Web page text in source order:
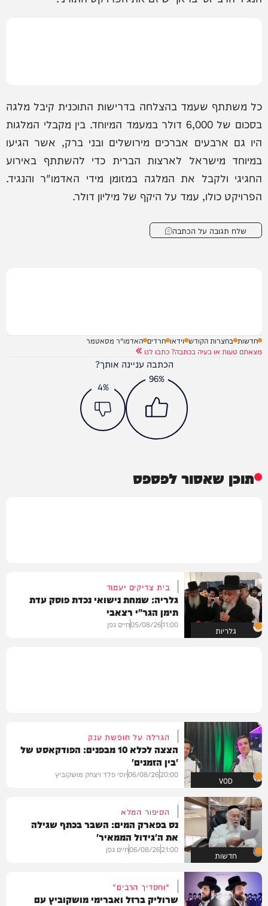
כל משתתף שעמד בהצלחה בדרישות התוכנית קיבל מלגה
בסכום של 6,000 דולר במעמד המיוחד. בין מקבלי המלגות
היו גם ארבעים אברכים מירושלים ובני ברק, אשר הגיעו
במיוחד מישראל לארצות הברית כדי להשתתף באירוע
החגיגי ולקבל את המלגה במזומן מידי האדמו"ר והנגיד.
הפרויקט כולו, עמד על היקף של מיליון דולר.
שלח תגובה על הכתבה
חדשות בחצרות הקודש וידאו חרדים האדמו"ר מסאטמר
מצאתם טעות או בעיה בכתבה? כתבו לנו
הכתבה עניינה אותך?
96%
4%
תוכן שאסור לפספס
גלריות
בית צדיקים יעמוד
גלריה: שמחת נישואי נכדת פוסק עדת
תימן הגר"י רצאבי
11:00
05/08/26חיים גפן
VOD
הגרלה על חופשת ענק
הצצה לכלא 10 מבפנים: הפודקאסט של
'בין הזמנים'
20:00
06/08/26יוסי פלד ויצחק מושקוביץ
חדשות
הסיפור המלא
נס בפארק המים: השבר בכתף שגילה
את ה'גידול הממאיר'
21:00
06/08/26חיים גפן
"וחסדיך הרבים"
שרוליק ברזל ואברימי מושקוביץ עם